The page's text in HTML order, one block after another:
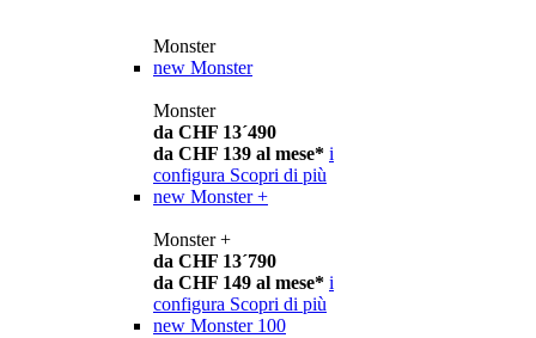
Monster
new Monster
Monster
da CHF 13´490
da CHF 139 al mese* i
configura Scopri di più
new Monster +
Monster +
da CHF 13´790
da CHF 149 al mese* i
configura Scopri di più
new Monster 100